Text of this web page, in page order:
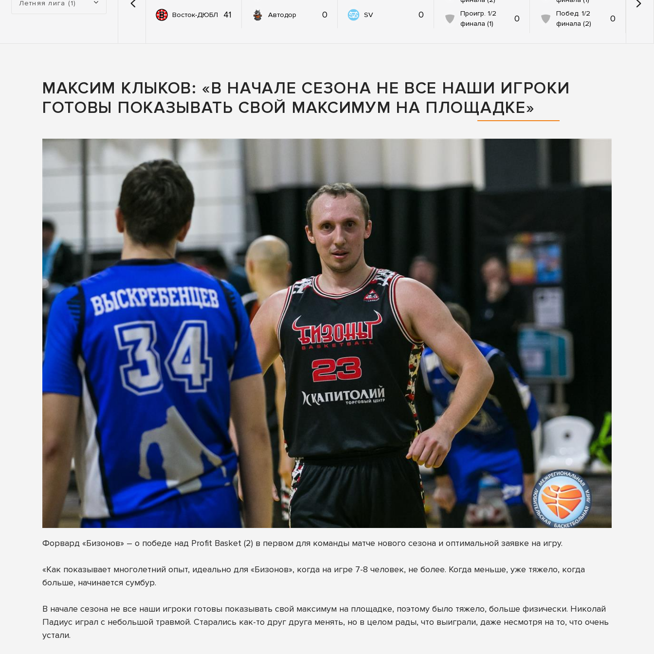
Летняя лига (1)
Восток-ДЮБЛ 41 Автодор 0 SV 0
Проигр. 1/2
финала (1)
0
Побед. 1/2
финала (2)
0
МАКСИМ КЛЫКОВ: «В НАЧАЛЕ СЕЗОНА НЕ ВСЕ НАШИ ИГРОКИ
ГОТОВЫ ПОКАЗЫВАТЬ СВОЙ МАКСИМУМ НА ПЛОЩАДКЕ»
Форвард «Бизонов» – о победе над Profit Basket (2) в первом для команды матче нового сезона и оптимальной заявке на игру.
«Как показывает многолетний опыт, идеально для «Бизонов», когда на игре 7-8 человек, не более. Когда меньше, уже тяжело, когда
больше, начинается сумбур.
В начале сезона не все наши игроки готовы показывать свой максимум на площадке, поэтому было тяжело, больше физически. Николай
Падиус играл с небольшой травмой. Старались как-то друг друга менять, но в целом рады, что выиграли, даже несмотря на то, что очень
устали.